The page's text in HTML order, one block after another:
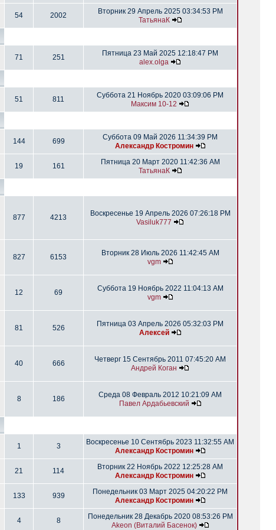
54 2002
Вторник 29 Апрель 2025 03:34:53 PM
ТатьянаК
71 251
Пятница 23 Май 2025 12:18:47 PM
alex.olga
51 811
Суббота 21 Ноябрь 2020 03:09:06 PM
Максим 10-12
144 699
Суббота 09 Май 2026 11:34:39 PM
Александр Костромин
19 161
Пятница 20 Март 2020 11:42:36 AM
ТатьянаК
877 4213
Воскресенье 19 Апрель 2026 07:26:18 PM
Vasiluk777
827 6153
Вторник 28 Июль 2026 11:42:45 AM
vgm
12 69
Суббота 19 Ноябрь 2022 11:04:13 AM
vgm
81 526
Пятница 03 Апрель 2026 05:32:03 PM
Алексей
40 666
Четверг 15 Сентябрь 2011 07:45:20 AM
Андрей Коган
8 186
Среда 08 Февраль 2012 10:21:09 AM
Павел Ардабьевский
1 3
Воскресенье 10 Сентябрь 2023 11:32:55 AM
Александр Костромин
21 114
Вторник 22 Ноябрь 2022 12:25:28 AM
Александр Костромин
133 939
Понедельник 03 Март 2025 04:20:22 PM
Александр Костромин
4 8
Понедельник 28 Декабрь 2020 08:53:26 PM
Akeon (Виталий Басенок)